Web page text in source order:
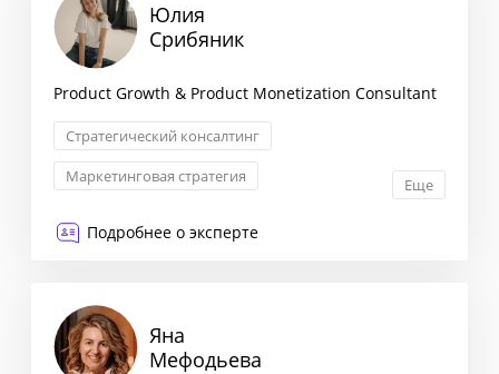
Юлия
Срибяник
Product Growth & Product Monetization Consultant
Стратегический консалтинг
Маркетинговая стратегия
Еще
Подробнее о эксперте
Яна
Мефодьева